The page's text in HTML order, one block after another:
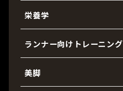
栄養学
ランナー向けトレーニング
美脚